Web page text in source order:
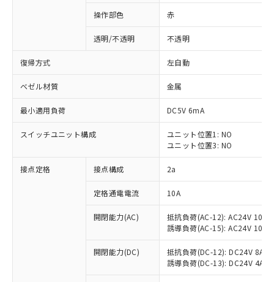
操作部色 赤
透明/不透明 不透明
復帰方式 左自動
ベゼル材質 金属
最小適用負荷 DC5V 6mA
スイッチユニット構成
ユニット位置1: NO
ユニット位置3: NO
接点定格 接点構成 2a
定格通電電流 10A
開閉能力(AC)
抵抗負荷(AC-12): AC24V 10A/
誘導負荷(AC-15): AC24V
開閉能力(DC)
抵抗負荷(DC-12): DC24V 8A/
誘導負荷(DC-13): DC24V 4A/
※1 対応状況
対応済み：EU RoHS指令（10物質）の
非含有に対応した製品が提供可能な商品で
対応予定：EU RoHS指令（10物質）の非含
有に対応した製品に切り替える予定のある